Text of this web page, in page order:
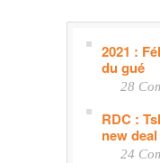
2021 :
du gué
28
RDC :
new
24